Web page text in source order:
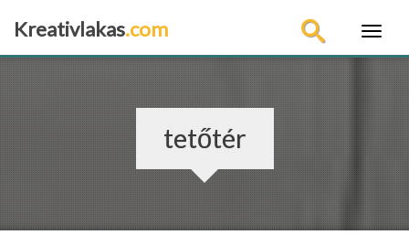
Kreativlakas.com
tetőtér